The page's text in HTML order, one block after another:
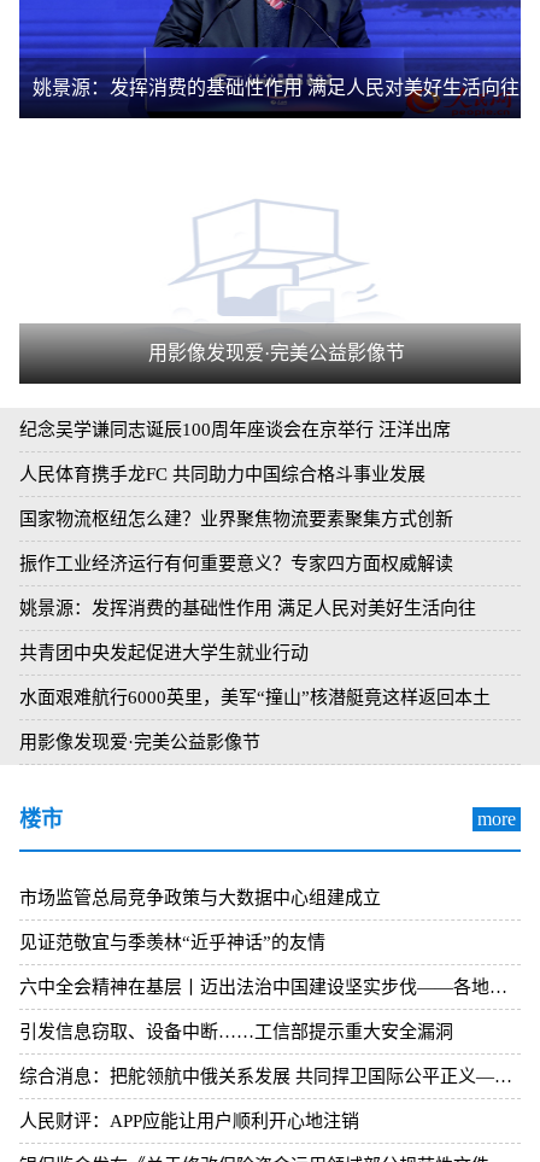
姚景源：发挥消费的基础性作用 满足人民对美好生活向往
用影像发现爱·完美公益影像节
纪念吴学谦同志诞辰100周年座谈会在京举行 汪洋出席
人民体育携手龙FC 共同助力中国综合格斗事业发展
国家物流枢纽怎么建？业界聚焦物流要素聚集方式创新
振作工业经济运行有何重要意义？专家四方面权威解读
姚景源：发挥消费的基础性作用 满足人民对美好生活向往
共青团中央发起促进大学生就业行动
水面艰难航行6000英里，美军“撞山”核潜艇竟这样返回本土
用影像发现爱·完美公益影像节
楼市 more
市场监管总局竞争政策与大数据中心组建成立
见证范敬宜与季羡林“近乎神话”的友情
六中全会精神在基层丨迈出法治中国建设坚实步伐——各地贯彻落实六中全会精神推动全面依法治国新实践
引发信息窃取、设备中断……工信部提示重大安全漏洞
综合消息：把舵领航中俄关系发展 共同捍卫国际公平正义——多国人士高度评价中俄元首视频会晤
人民财评：APP应能让用户顺利开心地注销